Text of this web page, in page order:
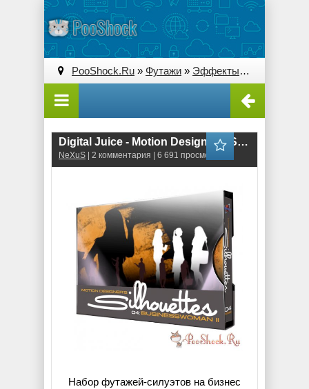
PooShock.Ru » Футажи » Эффекты» Digital Juice
Digital Juice - Motion Designer's Silhouettes vol.4: Businesswoman 2
NeXuS | 2 комментария | 6 691 просмотров
Набор футажей-силуэтов на бизнес